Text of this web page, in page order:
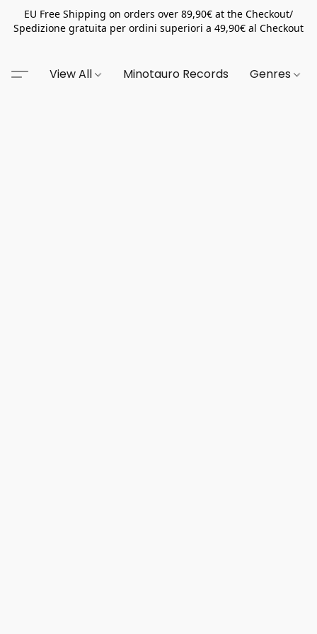
EU Free Shipping on orders over 89,90€ at the Checkout/
Spedizione gratuita per ordini superiori a 49,90€ al Checkout
View All Minotauro Records Genres